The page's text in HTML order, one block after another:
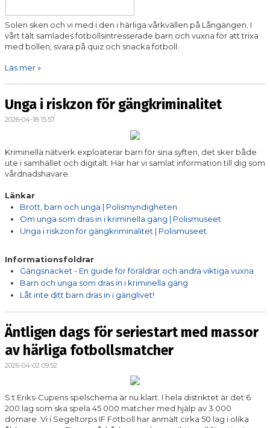
Solen sken och vi med i den i härliga vårkvällen på Långängen. I
vårt tält samlades fotbollsintresserade barn och vuxna för att trixa
med bollen, svara på quiz och snacka fotboll.
Läs mer »
Unga i riskzon för gängkriminalitet
2026-04-18 15:57
Kriminella nätverk exploaterar barn för sina syften, det sker både
ute i samhället och digitalt. Här har vi samlat information till dig som
vårdnadshavare.
Länkar
Brott, barn och unga | Polismyndigheten
Om unga som dras in i kriminella gäng | Polismuseet
Unga i riskzon för gängkriminalitet | Polismuseet
Informationsfoldrar
Gängsnacket - En guide för föräldrar och andra viktiga vuxna
Barn och unga som dras in i kriminella gäng
Låt inte ditt barn dras in i gänglivet!
Äntligen dags för seriestart med massor
av härliga fotbollsmatcher
2026-04-02 09:52
S:t Eriks-Cupens spelschema är nu klart. I hela distriktet är det 6
200 lag som ska spela 45 000 matcher med hjälp av 3 000
domare. Vi i Segeltorps IF Fotboll har anmält cirka 50 lag i olika